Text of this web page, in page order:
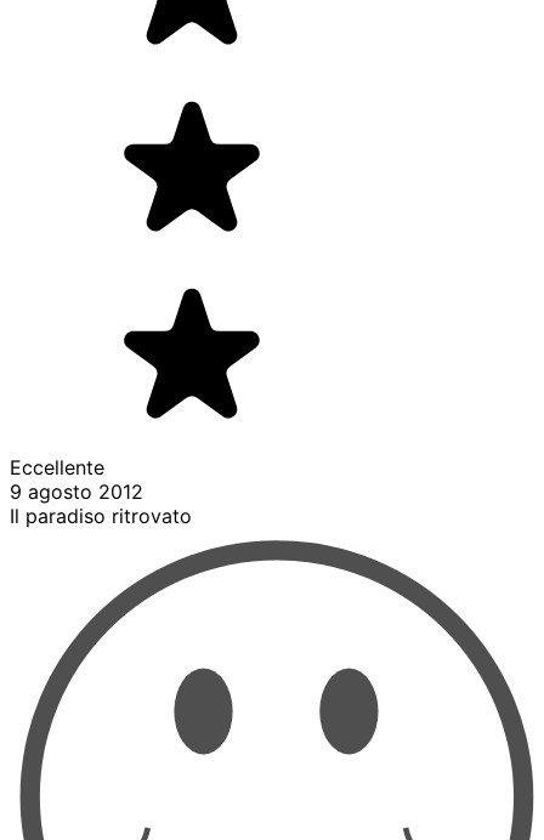
Eccellente
9 agosto 2012
Il paradiso ritrovato